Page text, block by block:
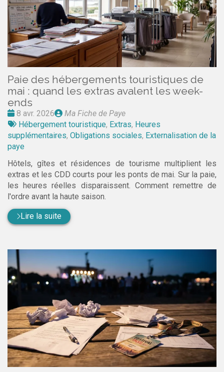
Paie des hébergements touristiques de
mai : quand les extras avalent les week-
ends
Date
:
8 avr. 2026
Publié
par
Ma Fiche de Paye
Tags
:
Hébergement touristique, Extras, Heures
supplémentaires, Obligations sociales, Externalisation de la
paye
Hôtels, gîtes et résidences de tourisme multiplient les
extras et les CDD courts pour les ponts de mai. Sur la paie,
les heures réelles disparaissent. Comment remettre de
l'ordre avant la haute saison.
Lire la suite